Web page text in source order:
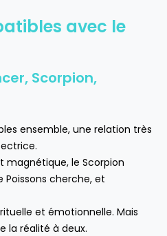
avec le
Scorpion,
ensemble, une relation très
magnétique, le Scorpion
cherche, et
et émotionnelle. Mais
la réalité à deux.